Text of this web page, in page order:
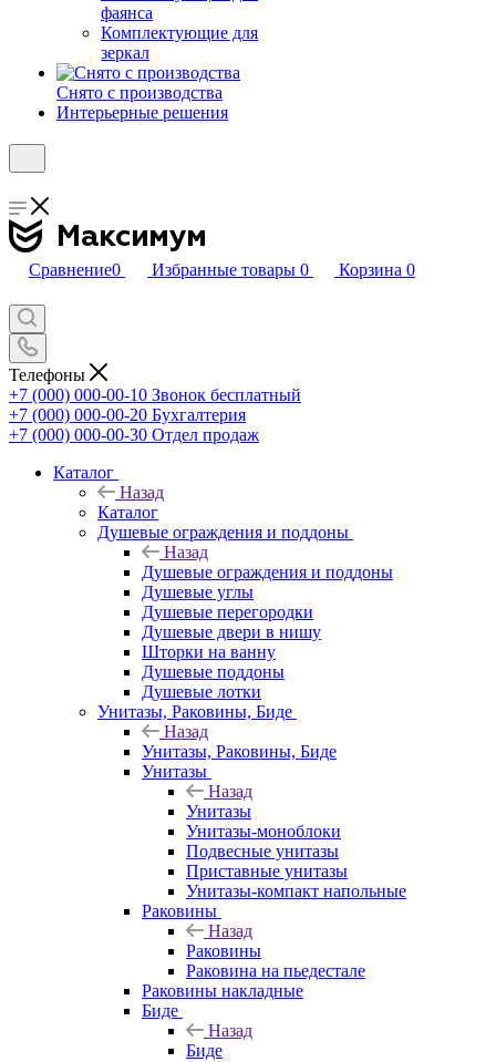
фаянса
Комплектующие для
зеркал
Снято с производства
Интерьерные решения
Сравнение0 Избранные товары 0 Корзина 0
Телефоны
+7 (000) 000-00-10 Звонок бесплатный
+7 (000) 000-00-20 Бухгалтерия
+7 (000) 000-00-30 Отдел продаж
Каталог
Назад
Каталог
Душевые ограждения и поддоны
Назад
Душевые ограждения и поддоны
Душевые углы
Душевые перегородки
Душевые двери в нишу
Шторки на ванну
Душевые поддоны
Душевые лотки
Унитазы, Раковины, Биде
Назад
Унитазы, Раковины, Биде
Унитазы
Назад
Унитазы
Унитазы-моноблоки
Подвесные унитазы
Приставные унитазы
Унитазы-компакт напольные
Раковины
Назад
Раковины
Раковина на пьедестале
Раковины накладные
Биде
Назад
Биде